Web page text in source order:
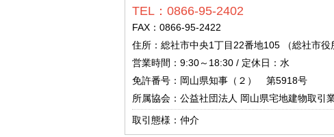
TEL：0866-95-2402
FAX：0866-95-2422
住所：総社市中央1丁目22番地105 （総社市
営業時間：9:30～18:30 / 定休日：水
免許番号：岡山県知事（２） 第5918号
所属協会：公益社団法人 岡山県宅地建物取引
取引態様：仲介